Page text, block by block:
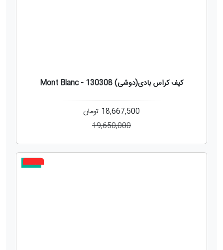
کیف کراس بادی(دوشی) 130308 - Mont Blanc
18,667,500 تومان
19,650,000
جدید